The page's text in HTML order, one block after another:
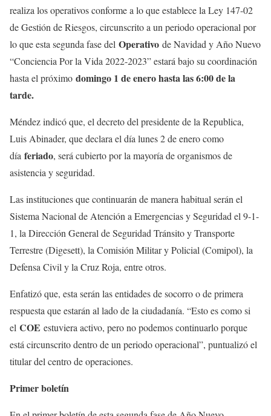
realiza los operativos conforme a lo que establece la Ley 147-02
de Gestión de Riesgos, circunscrito a un periodo operacional por
lo que esta segunda fase del Operativo de Navidad y Año Nuevo
“Conciencia Por la Vida 2022-2023” estará bajo su coordinación
hasta el próximo domingo 1 de enero hasta las 6:00 de la
tarde.
Méndez indicó que, el decreto del presidente de la Republica,
Luis Abinader, que declara el día lunes 2 de enero como
día feriado, será cubierto por la mayoría de organismos de
asistencia y seguridad.
Las instituciones que continuarán de manera habitual serán el
Sistema Nacional de Atención a Emergencias y Seguridad el 9-1-
1, la Dirección General de Seguridad Tránsito y Transporte
Terrestre (Digesett), la Comisión Militar y Policial (Comipol), la
Defensa Civil y la Cruz Roja, entre otros.
Enfatizó que, esta serán las entidades de socorro o de primera
respuesta que estarán al lado de la ciudadanía. “Esto es como si
el COE estuviera activo, pero no podemos continuarlo porque
está circunscrito dentro de un periodo operacional”, puntualizó el
titular del centro de operaciones.
Primer boletín